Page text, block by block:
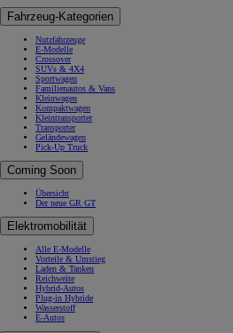
Fahrzeug-Kategorien
Nutzfahrzeuge
E-Modelle
Crossover
SUVs & 4X4
Sportwagen
Familienautos & Vans
Kleinwagen
Kompaktwagen
Kleintransporter
Transporter
Geländewagen
Pick-Up Truck
Coming Soon
Übersicht
Der neue GR GT
Elektromobilität
Alle E-Modelle
Vorteile & Umstieg
Laden & Tanken
Reichweite
Hybrid-Autos
Plug-in Hybride
Wasserstoff
E-Autos